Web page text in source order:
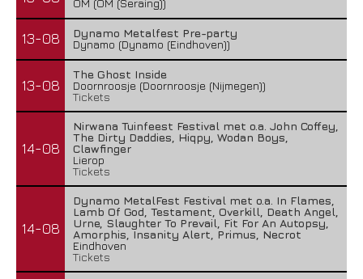
OM (OM (Seraing))
13-08
Dynamo Metalfest Pre-party
Dynamo (Dynamo (Eindhoven))
13-08
The Ghost Inside
Doornroosje (Doornroosje (Nijmegen))
Tickets
14-08
Nirwana Tuinfeest Festival met o.a. John Coffey,
The Dirty Daddies, Hiqpy, Wodan Boys,
Clawfinger
Lierop
Tickets
14-08
Dynamo MetalFest Festival met o.a. In Flames,
Lamb Of God, Testament, Overkill, Death Angel,
Urne, Slaughter To Prevail, Fit For An Autopsy,
Amorphis, Insanity Alert, Primus, Necrot
Eindhoven
Tickets